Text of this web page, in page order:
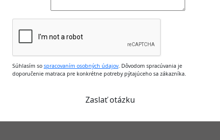
Súhlasím so spracovaním osobných údajov. Dôvodom spracúvania je
doporučenie matraca pre konkrétne potreby pýtajúceho sa zákazníka.